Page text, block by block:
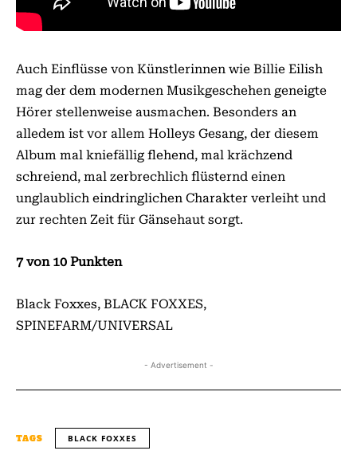
Auch Einflüsse von Künstlerinnen wie Billie Eilish
mag der dem modernen Musikgeschehen geneigte
Hörer stellenweise ausmachen. Besonders an
alledem ist vor allem Holleys Gesang, der diesem
Album mal kniefällig flehend, mal krächzend
schreiend, mal zerbrechlich flüsternd einen
unglaublich eindringlichen Charakter verleiht und
zur rechten Zeit für Gänsehaut sorgt.
7 von 10 Punkten
Black Foxxes, BLACK FOXXES,
SPINEFARM/UNIVERSAL
- Advertisement -
TAGS BLACK FOXXES